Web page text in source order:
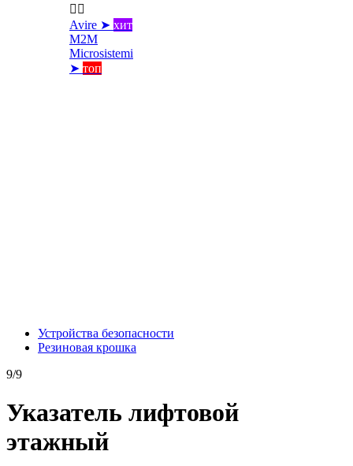
 
Avire ➤ хит
M2M
Microsistemi
➤ топ
Устройства безопасности
Резиновая крошка
9/9
Указатель лифтовой
этажный